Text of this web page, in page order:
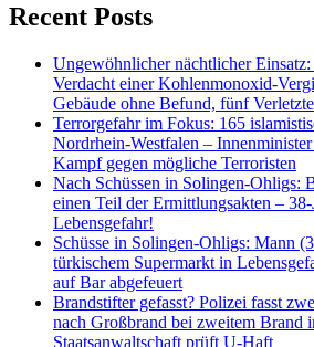
Recent Posts
Ungewöhnlicher nächtlicher
Verdacht einer Kohlenmonoxid-
Gebäude ohne Befund, fünf Verletzte
Terrorgefahr im Fokus: 165
Nordrhein-Westfalen –
Kampf gegen mögliche Terroristen
Nach Schüssen in Solingen-Ohligs:
einen Teil der Ermittlungsakten –
Lebensgefahr!
Schüsse in Solingen-Ohligs: Mann
türkischem Supermarkt in
auf Bar abgefeuert
Brandstifter gefasst? Polizei fasst
nach Großbrand bei zweitem Brand
Staatsanwaltschaft prüft U-Haft